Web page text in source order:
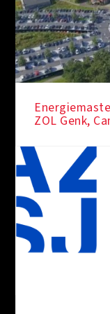
ZOL Genk,